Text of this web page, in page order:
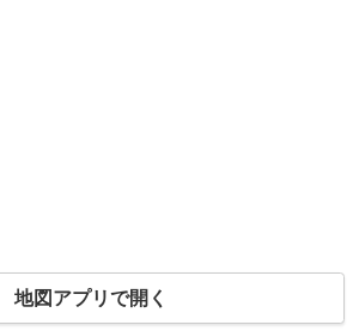
地図アプリで開く